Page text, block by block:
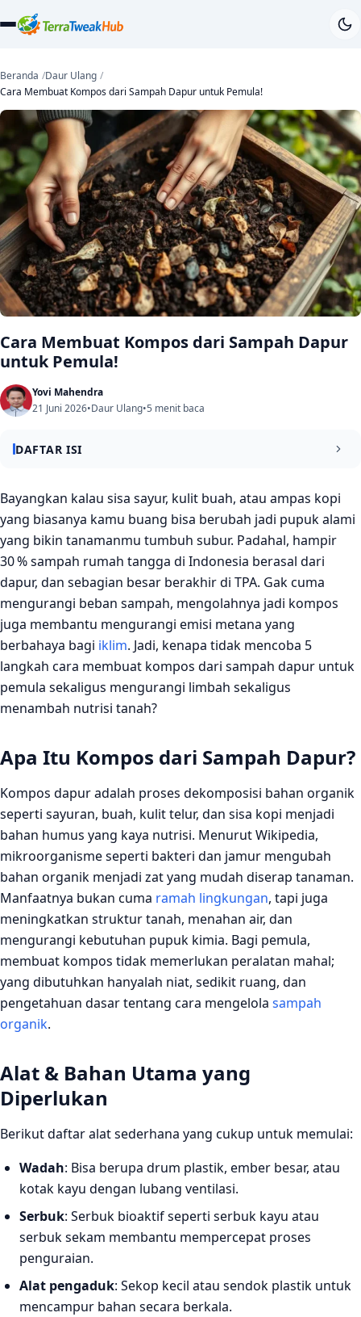
Beranda Daur Ulang
Cara Membuat Kompos dari Sampah Dapur untuk Pemula!
Cara Membuat Kompos dari Sampah Dapur
untuk Pemula!
Yovi Mahendra
21 Juni 2026•Daur Ulang•5 menit baca
DAFTAR ISI
Apa Itu Kompos dari Sampah Dapur?
Alat & Bahan Utama yang Diperlukan
Langkah‑langkah Praktis Membuat Kompos untuk Pemula
Tips Mengatasi Masalah Umum
Penutup
Bayangkan kalau sisa sayur, kulit buah, atau ampas kopi
yang biasanya kamu buang bisa berubah jadi pupuk alami
yang bikin tanamanmu tumbuh subur. Padahal, hampir
30 % sampah rumah tangga di Indonesia berasal dari
dapur, dan sebagian besar berakhir di TPA. Gak cuma
mengurangi beban sampah, mengolahnya jadi kompos
juga membantu mengurangi emisi metana yang
berbahaya bagi iklim. Jadi, kenapa tidak mencoba 5
langkah cara membuat kompos dari sampah dapur untuk
pemula sekaligus mengurangi limbah sekaligus
menambah nutrisi tanah?
Apa Itu Kompos dari Sampah Dapur?
Kompos dapur adalah proses dekomposisi bahan organik
seperti sayuran, buah, kulit telur, dan sisa kopi menjadi
bahan humus yang kaya nutrisi. Menurut Wikipedia,
mikroorganisme seperti bakteri dan jamur mengubah
bahan organik menjadi zat yang mudah diserap tanaman.
Manfaatnya bukan cuma ramah lingkungan, tapi juga
meningkatkan struktur tanah, menahan air, dan
mengurangi kebutuhan pupuk kimia. Bagi pemula,
membuat kompos tidak memerlukan peralatan mahal;
yang dibutuhkan hanyalah niat, sedikit ruang, dan
pengetahuan dasar tentang cara mengelola sampah
organik.
Alat & Bahan Utama yang
Diperlukan
Berikut daftar alat sederhana yang cukup untuk memulai:
Wadah: Bisa berupa drum plastik, ember besar, atau
kotak kayu dengan lubang ventilasi.
Serbuk: Serbuk bioaktif seperti serbuk kayu atau
serbuk sekam membantu mempercepat proses
penguraian.
Alat pengaduk: Sekop kecil atau sendok plastik untuk
mencampur bahan secara berkala.